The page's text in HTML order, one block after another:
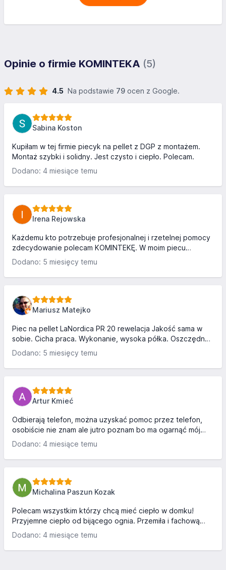
Opinie o firmie KOMINTEKA (5)
4.5 Na podstawie 79 ocen z Google.
Sabina Koston
Kupiłam w tej firmie piecyk na pellet z DGP z montażem.
Montaż szybki i solidny. Jest czysto i ciepło. Polecam.
Dodano: 4 miesiące temu
Irena Rejowska
Każdemu kto potrzebuje profesjonalnej i rzetelnej pomocy
zdecydowanie polecam KOMINTEKĘ. W moim piecu
Extraflame Duchessa Idro Stell zepsuła się płyta główna.
Wykonałam wiele telefonów do serwisów i specjalistów
zajmujących się piecami na pellet. Wszyscy odmówili
ponieważ piec został wyprodukowany we Włoszech. Mój
wielki problem rozwiązała Kominteka z Wadowic. Mieszkam
koło Jeleniej Góry więc fachowej i szybkiej oceny sytuacji
udzielono mi przez...
Dodano: 5 miesięcy temu
Mariusz Matejko
Piec na pellet LaNordica PR 20 rewelacja Jakość sama w
sobie. Cicha praca. Wykonanie, wysoka półka. Oszczędny.
Kociol klasy premium Najlepszy na rynku Polecam.
Sprzedający profesjonalne podejście do klienta..
Dodano: 5 miesięcy temu
Artur Kmieć
Odbierają telefon, można uzyskać pomoc przez telefon,
osobiście nie znam ale jutro poznam bo ma ogarnąć mój
piec jak obiecał Edit Bardzo trudna sytuacja została
zażegnana dzięki wsparciu pana Bartka oraz firmy
kominoteka/piecepolskie.
Dodano: 4 miesiące temu
Michalina Paszun Kozak
Polecam wszystkim którzy chcą mieć ciepło w domku!
Przyjemne ciepło od bijącego ognia. Przemiła i fachową
obsługa Serwisanta Pana Bartka!! Pozdrawiamy
Dodano: 4 miesiące temu